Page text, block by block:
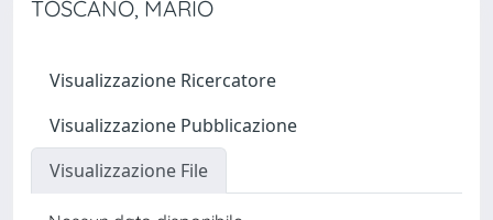
TOSCANO, MARIO
Visualizzazione Ricercatore
Visualizzazione Pubblicazione
Visualizzazione File